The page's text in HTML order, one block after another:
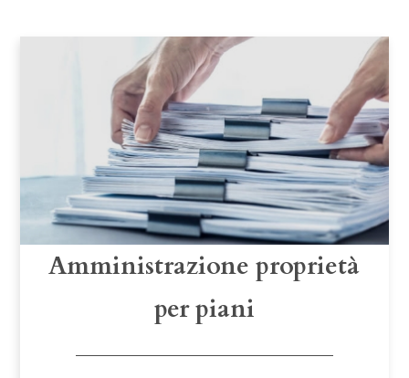
Amministrazione proprietà
per piani